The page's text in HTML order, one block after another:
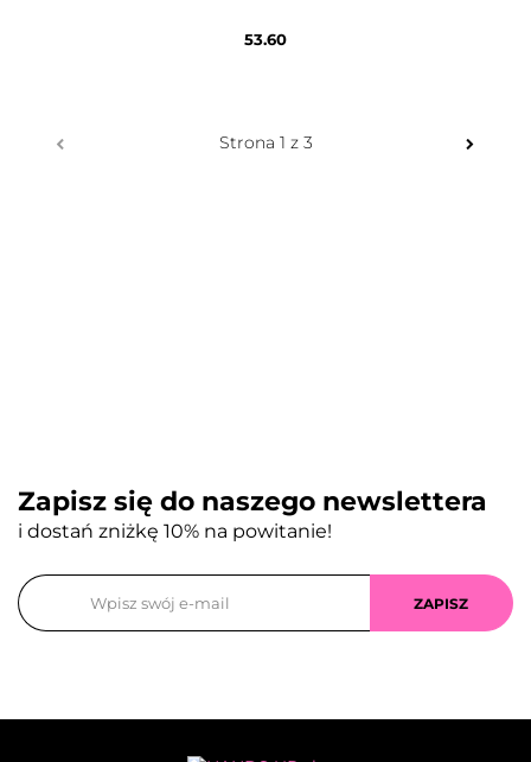
53.60
Zapisz się do naszego newslettera
i dostań zniżkę 10% na powitanie!